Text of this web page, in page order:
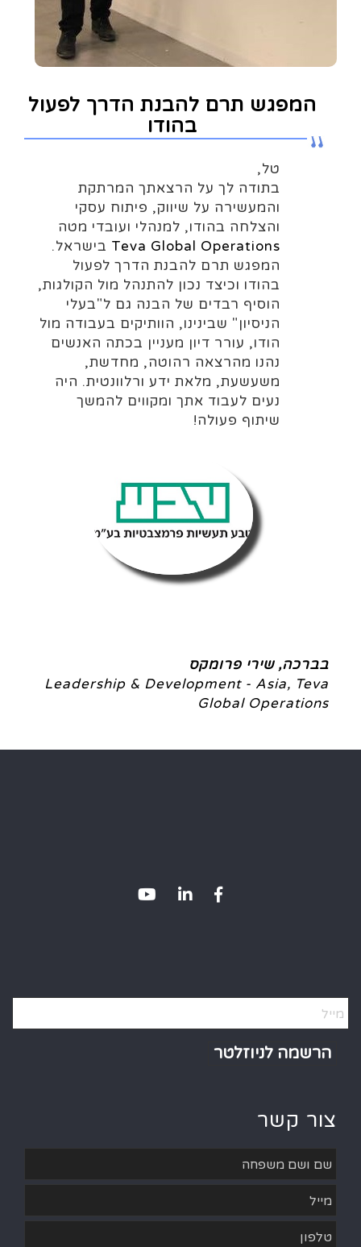
המפגש תרם להבנת הדרך לפעול
בהודו
טל,
בתודה לך על הרצאתך המרתקת
והמעשירה על שיווק, פיתוח עסקי
והצלחה בהודו, למנהלי ועובדי מטה
Teva Global Operations בישראל.
המפגש תרם להבנת הדרך לפעול
בהודו וכיצד נכון להתנהל מול הקולגות,
הוסיף רבדים של הבנה גם ל"בעלי
הניסיון" שבינינו, הוותיקים בעבודה מול
הודו, עורר דיון מעניין בכתה האנשים
נהנו מהרצאה רהוטה, מחדשת,
משעשעת, מלאת ידע ורלוונטית. היה
נעים לעבוד אתך ומקווים להמשך
שיתוף פעולה!
בברכה, שירי פרומקס
Leadership & Development - Asia, Teva
Global Operations
צור קשר